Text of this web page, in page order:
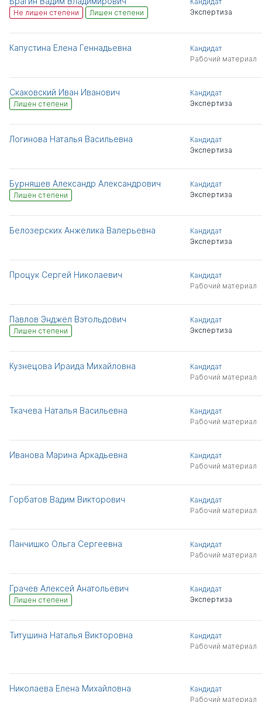
Не лишен степени Лишен степени
Экспертиза
Капустина Елена Геннадьевна
Кандидат
Рабочий материал
Скаковский Иван Иванович
Лишен степени
Кандидат
Экспертиза
Логинова Наталья Васильевна
Кандидат
Экспертиза
Бурняшев Александр Александрович
Лишен степени
Кандидат
Экспертиза
Белозерских Анжелика Валерьевна
Кандидат
Экспертиза
Процук Сергей Николаевич
Кандидат
Рабочий материал
Павлов Энджел Вэтольдович
Лишен степени
Кандидат
Экспертиза
Кузнецова Ираида Михайловна
Кандидат
Рабочий материал
Ткачева Наталья Васильевна
Кандидат
Рабочий материал
Иванова Марина Аркадьевна
Кандидат
Рабочий материал
Горбатов Вадим Викторович
Кандидат
Рабочий материал
Панчишко Ольга Сергеевна
Кандидат
Рабочий материал
Грачев Алексей Анатольевич
Лишен степени
Кандидат
Экспертиза
Титушина Наталья Викторовна
Кандидат
Рабочий материал
Николаева Елена Михайловна
Кандидат
Рабочий материал